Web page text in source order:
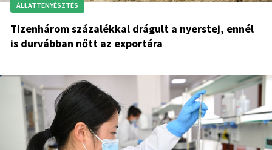
ÁLLATTENYÉSZTÉS
Tizenhárom százalékkal drágult a nyerstej, ennél
is durvábban nőtt az exportára